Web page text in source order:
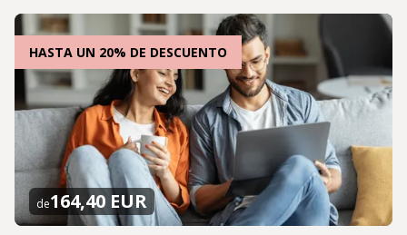
HASTA UN 20% DE DESCUENTO
de164,40 EUR